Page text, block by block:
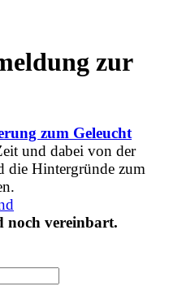
zur
zum Geleucht
und dabei von der
die Hintergründe zum
vereinbart.